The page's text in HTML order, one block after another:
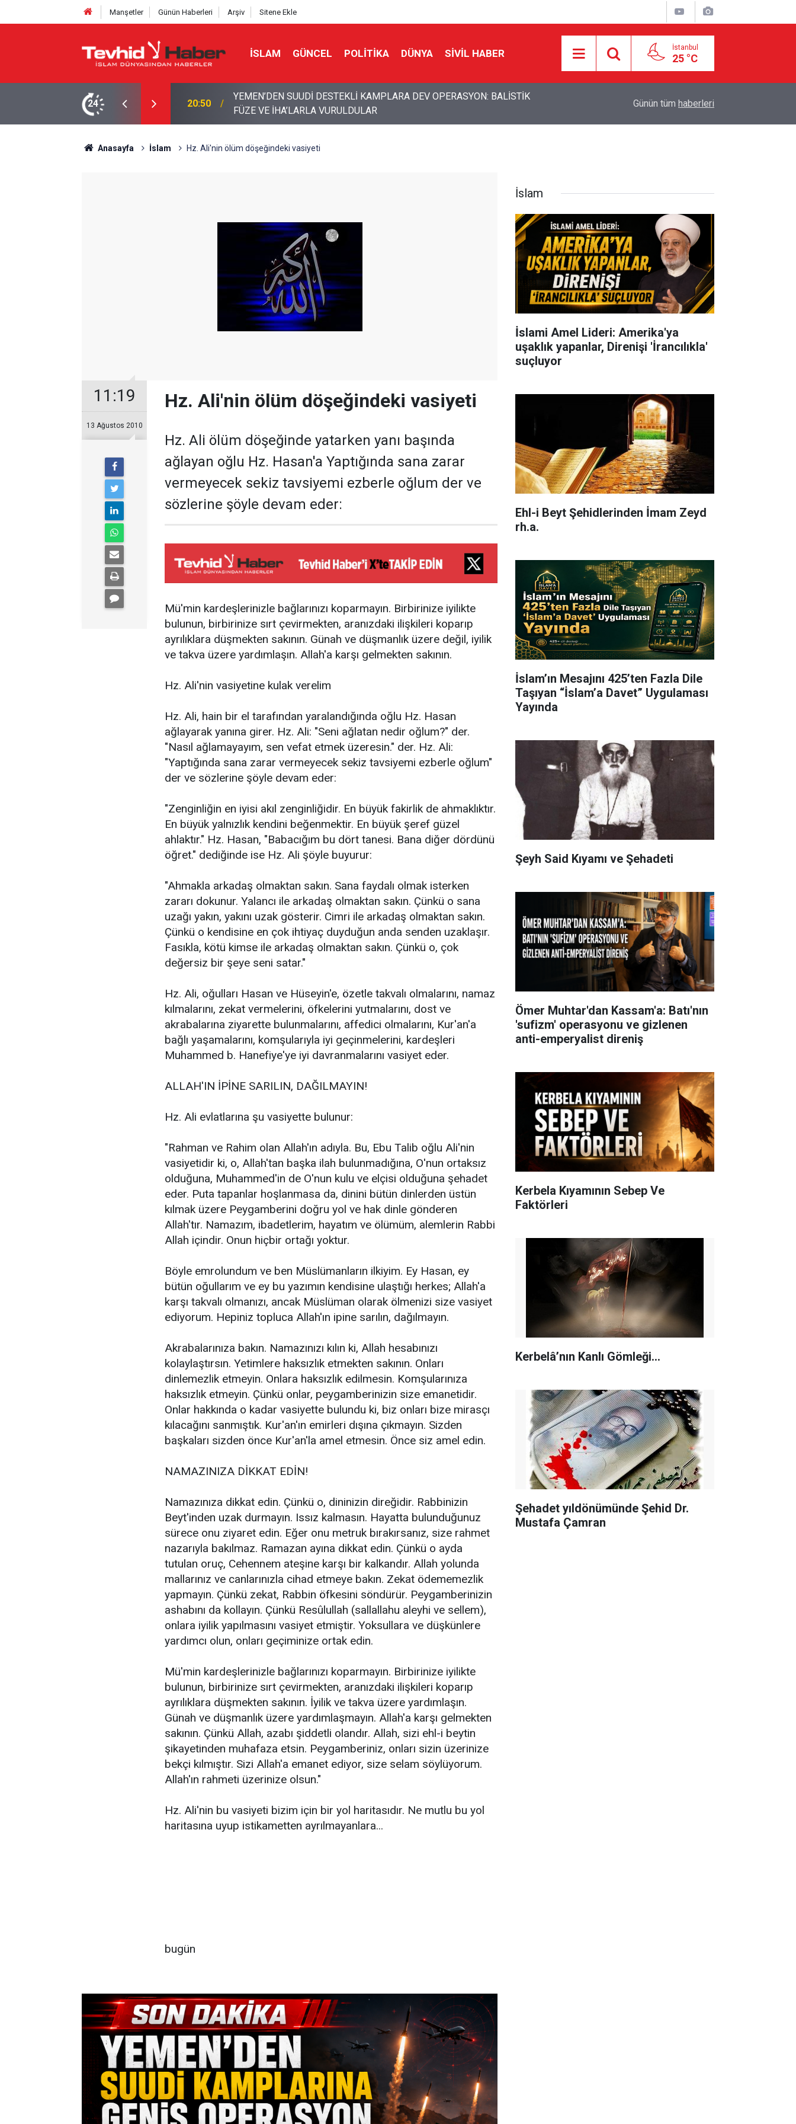
Manşetler Günün Haberleri Arşiv Sitene Ekle
İSLAM GÜNCEL POLITIKA DÜNYA SIVIL HABER İstanbul
25 °C
24
DEV OPERASYON: BALİSTİK
18:39 Boykottan kaçmaya çalışan Algida yeni bir marka ismi buldu! Starbucks'tan 'Tarihi' Skandal: Polisler genel
Günün tüm haberleri
Anasayfa İslam Hz. Ali'nin ölüm döşeğindeki vasiyeti
11:19
13 Ağustos 2010
Hz. Ali'nin ölüm döşeğindeki vasiyeti
Hz. Ali ölüm döşeğinde yatarken yanı başında
ağlayan oğlu Hz. Hasan'a Yaptığında sana zarar
vermeyecek sekiz tavsiyemi ezberle oğlum der ve
sözlerine şöyle devam eder:
Mü'min kardeşlerinizle bağlarınızı koparmayın. Birbirinize iyilikte
bulunun, birbirinize sırt çevirmekten, aranızdaki ilişkileri koparıp
ayrılıklara düşmekten sakının. Günah ve düşmanlık üzere değil, iyilik
ve takva üzere yardımlaşın. Allah'a karşı gelmekten sakının.
Hz. Ali'nin vasiyetine kulak verelim
Hz. Ali, hain bir el tarafından yaralandığında oğlu Hz. Hasan
ağlayarak yanına girer. Hz. Ali: "Seni ağlatan nedir oğlum?" der.
"Nasıl ağlamayayım, sen vefat etmek üzeresin." der. Hz. Ali:
"Yaptığında sana zarar vermeyecek sekiz tavsiyemi ezberle oğlum"
der ve sözlerine şöyle devam eder:
"Zenginliğin en iyisi akıl zenginliğidir. En büyük fakirlik de ahmaklıktır.
En büyük yalnızlık kendini beğenmektir. En büyük şeref güzel
ahlaktır." Hz. Hasan, "Babacığım bu dört tanesi. Bana diğer dördünü
öğret." dediğinde ise Hz. Ali şöyle buyurur:
"Ahmakla arkadaş olmaktan sakın. Sana faydalı olmak isterken
zararı dokunur. Yalancı ile arkadaş olmaktan sakın. Çünkü o sana
uzağı yakın, yakını uzak gösterir. Cimri ile arkadaş olmaktan sakın.
Çünkü o kendisine en çok ihtiyaç duyduğun anda senden uzaklaşır.
Fasıkla, kötü kimse ile arkadaş olmaktan sakın. Çünkü o, çok
değersiz bir şeye seni satar."
Hz. Ali, oğulları Hasan ve Hüseyin'e, özetle takvalı olmalarını, namaz
kılmalarını, zekat vermelerini, öfkelerini yutmalarını, dost ve
akrabalarına ziyarette bulunmalarını, affedici olmalarını, Kur'an'a
bağlı yaşamalarını, komşularıyla iyi geçinmelerini, kardeşleri
Muhammed b. Hanefiye'ye iyi davranmalarını vasiyet eder.
ALLAH'IN İPİNE SARILIN, DAĞILMAYIN!
Hz. Ali evlatlarına şu vasiyette bulunur:
"Rahman ve Rahim olan Allah'ın adıyla. Bu, Ebu Talib oğlu Ali'nin
vasiyetidir ki, o, Allah'tan başka ilah bulunmadığına, O'nun ortaksız
olduğuna, Muhammed'in de O'nun kulu ve elçisi olduğuna şehadet
eder. Puta tapanlar hoşlanmasa da, dinini bütün dinlerden üstün
kılmak üzere Peygamberini doğru yol ve hak dinle gönderen
Allah'tır. Namazım, ibadetlerim, hayatım ve ölümüm, alemlerin Rabbi
Allah içindir. Onun hiçbir ortağı yoktur.
Böyle emrolundum ve ben Müslümanların ilkiyim. Ey Hasan, ey
bütün oğullarım ve ey bu yazımın kendisine ulaştığı herkes; Allah'a
karşı takvalı olmanızı, ancak Müslüman olarak ölmenizi size vasiyet
ediyorum. Hepiniz topluca Allah'ın ipine sarılın, dağılmayın.
Akrabalarınıza bakın. Namazınızı kılın ki, Allah hesabınızı
kolaylaştırsın. Yetimlere haksızlık etmekten sakının. Onları
dinlemezlik etmeyin. Onlara haksızlık edilmesin. Komşularınıza
haksızlık etmeyin. Çünkü onlar, peygamberinizin size emanetidir.
Onlar hakkında o kadar vasiyette bulundu ki, biz onları bize mirasçı
kılacağını sanmıştık. Kur'an'ın emirleri dışına çıkmayın. Sizden
başkaları sizden önce Kur'an'la amel etmesin. Önce siz amel edin.
NAMAZINIZA DİKKAT EDİN!
Namazınıza dikkat edin. Çünkü o, dininizin direğidir. Rabbinizin
Beyt'inden uzak durmayın. Issız kalmasın. Hayatta bulunduğunuz
sürece onu ziyaret edin. Eğer onu metruk bırakırsanız, size rahmet
nazarıyla bakılmaz. Ramazan ayına dikkat edin. Çünkü o ayda
tutulan oruç, Cehennem ateşine karşı bir kalkandır. Allah yolunda
mallarınız ve canlarınızla cihad etmeye bakın. Zekat ödememezlik
yapmayın. Çünkü zekat, Rabbin öfkesini söndürür. Peygamberinizin
ashabını da kollayın. Çünkü Resûlullah (sallallahu aleyhi ve sellem),
onlara iyilik yapılmasını vasiyet etmiştir. Yoksullara ve düşkünlere
yardımcı olun, onları geçiminize ortak edin.
Mü'min kardeşlerinizle bağlarınızı koparmayın. Birbirinize iyilikte
bulunun, birbirinize sırt çevirmekten, aranızdaki ilişkileri koparıp
ayrılıklara düşmekten sakının. İyilik ve takva üzere yardımlaşın.
Günah ve düşmanlık üzere yardımlaşmayın. Allah'a karşı gelmekten
sakının. Çünkü Allah, azabı şiddetli olandır. Allah, sizi ehl-i beytin
şikayetinden muhafaza etsin. Peygamberiniz, onları sizin üzerinize
bekçi kılmıştır. Sizi Allah'a emanet ediyor, size selam söylüyorum.
Allah'ın rahmeti üzerinize olsun."
Hz. Ali'nin bu vasiyeti bizim için bir yol haritasıdır. Ne mutlu bu yol
haritasına uyup istikametten ayrılmayanlara...
bugün
İslam
İslami Amel Lideri: Amerika'ya
uşaklık yapanlar, Direnişi 'İrancılıkla'
suçluyor
Ehl-i Beyt Şehidlerinden İmam Zeyd
rh.a.
İslam’ın Mesajını 425’ten Fazla Dile
Taşıyan “İslam’a Davet” Uygulaması
Yayında
Şeyh Said Kıyamı ve Şehadeti
Ömer Muhtar'dan Kassam'a: Batı'nın
'sufizm' operasyonu ve gizlenen
anti-emperyalist direniş
Kerbela Kıyamının Sebep Ve
Faktörleri
Kerbelâ’nın Kanlı Gömleği…
Şehadet yıldönümünde Şehid Dr.
Mustafa Çamran